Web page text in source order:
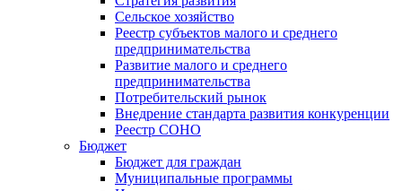
Сельское хозяйство
Реестр субъектов малого и среднего
предпринимательства
Развитие малого и среднего
предпринимательства
Потребительский рынок
Внедрение стандарта развития конкуренции
Реестр СОНО
Бюджет
Бюджет для граждан
Муниципальные программы